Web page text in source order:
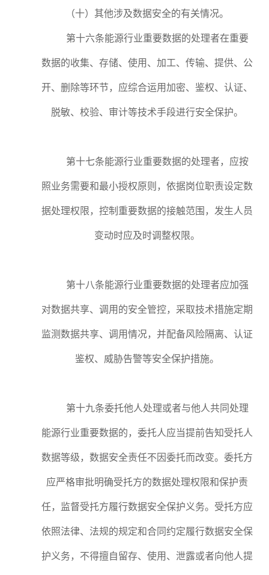
（十）其他涉及数据安全的有关情况。
第十六条能源行业重要数据的处理者在重要
数据的收集、存储、使用、加工、传输、提供、公
开、删除等环节，应综合运用加密、鉴权、认证、
脱敏、校验、审计等技术手段进行安全保护。
第十七条能源行业重要数据的处理者，应按
照业务需要和最小授权原则，依据岗位职责设定数
据处理权限，控制重要数据的接触范围，发生人员
变动时应及时调整权限。
第十八条能源行业重要数据的处理者应加强
对数据共享、调用的安全管控，采取技术措施定期
监测数据共享、调用情况，并配备风险隔离、认证
鉴权、威胁告警等安全保护措施。
第十九条委托他人处理或者与他人共同处理
能源行业重要数据的，委托人应当提前告知受托人
数据等级，数据安全责任不因委托而改变。委托方
应严格审批明确受托方的数据处理权限和保护责
任，监督受托方履行数据安全保护义务。受托方应
依照法律、法规的规定和合同约定履行数据安全保
护义务，不得擅自留存、使用、泄露或者向他人提